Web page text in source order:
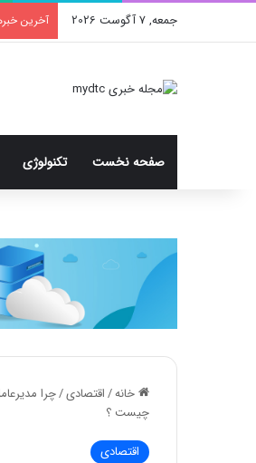
جمعه, 7 آگوست 2026 آخرین
صفحه نخست تکنولوژی
خانه/اقتصادی/چرا
چیست ؟
اقتصادی